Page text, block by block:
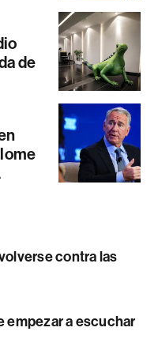
de
contra las
empezar a escuchar